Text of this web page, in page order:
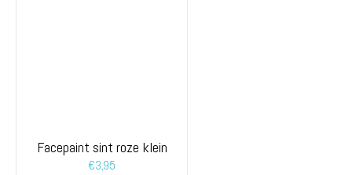
Facepaint sint roze klein
€3,95